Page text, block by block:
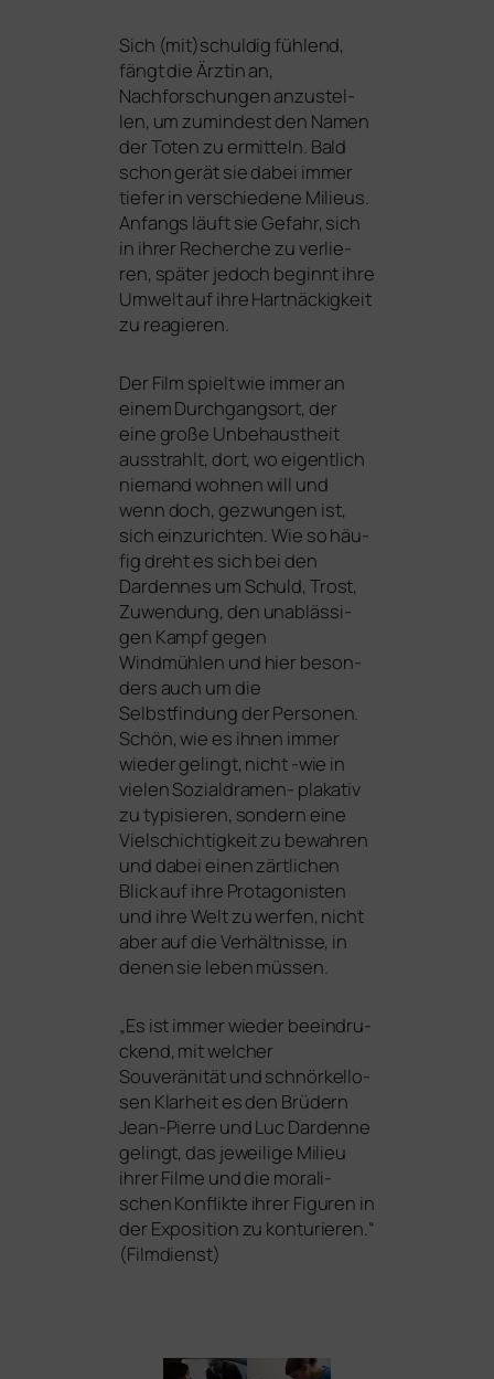
Sich (mit)schuldig füh­lend,
fängt die Ärztin an,
Nachforschungen anzu­stel­
len, um zumin­dest den Namen
der Toten zu ermit­teln. Bald
schon gerät sie dabei immer
tie­fer in ver­schie­de­ne Milieus.
Anfangs läuft sie Gefahr, sich
in ihrer Recherche zu ver­lie­
ren, spä­ter jedoch beginnt ihre
Umwelt auf ihre Hartnäckigkeit
zu reagieren.
Der Film spielt wie immer an
einem Durchgangsort, der
eine gro­ße Unbehaustheit
aus­strahlt, dort, wo eigent­lich
nie­mand woh­nen will und
wenn doch, gezwun­gen ist,
sich ein­zu­rich­ten. Wie so häu­
fig dreht es sich bei den
Dardennes um Schuld, Trost,
Zuwendung, den unab­läs­si­
gen Kampf gegen
Windmühlen und hier beson­
ders auch um die
Selbstfindung der Personen.
Schön, wie es ihnen immer
wie­der gelingt, nicht ‑wie in
vie­len Sozialdramen- pla­ka­tiv
zu typi­sie­ren, son­dern eine
Vielschichtigkeit zu bewah­ren
und dabei einen zärt­li­chen
Blick auf ihre Protagonisten
und ihre Welt zu wer­fen, nicht
aber auf die Verhältnisse, in
denen sie leben müssen.
„Es ist immer wie­der beein­dru­
ckend, mit wel­cher
Souveränität und schnör­kel­lo­
sen Klarheit es den Brüdern
Jean-Pierre und Luc Dardenne
gelingt, das jewei­li­ge Milieu
ihrer Filme und die mora­li­
schen Konflikte ihrer Figuren in
der Exposition zu kon­tu­rie­ren.“
(Filmdienst)